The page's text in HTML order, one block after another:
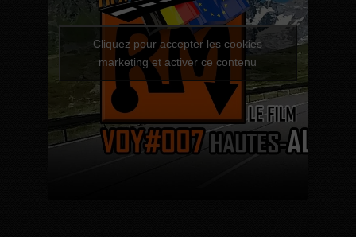
Cliquez pour accepter les cookies
marketing et activer ce contenu